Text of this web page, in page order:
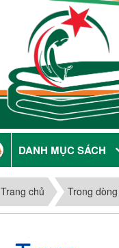
DANH MỤC SÁCH
Trang chủ Trong